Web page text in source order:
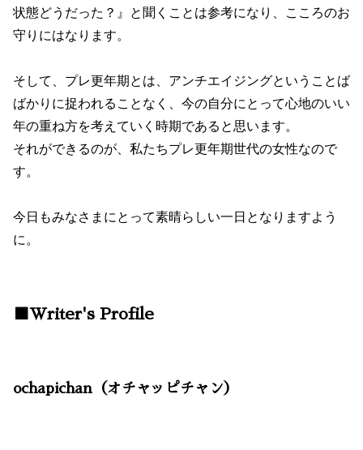
状態どうだった？』と聞くことは参考になり、こころのお
守りにはなります。
そして、プレ更年期とは、アンチエイジングということば
ばかりに捉われることなく、今の自分にとって心地のいい
年の重ね方を考えていく時期であると思います。
それができるのが、私たちプレ更年期世代の女性なので
す。
今日もみなさまにとって素晴らしい一日となりますよう
に。
■Writer's Profile
ochapichan（オチャッピチャン）